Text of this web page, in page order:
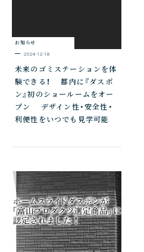
お知らせ
2024-12-18
未来のゴミステーションを体
験できる！ 都内に『ダスポ
ン』初のショールームをオー
プン デザイン性・安全性・
利便性をいつでも見学可能